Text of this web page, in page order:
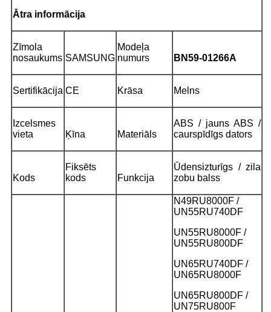
Ātra informācija
Zīmola
nosaukums SAMSUNG
Modeļa
numurs
BN59-01266A
Sertifikācija CE Krāsa Melns
Izcelsmes
vieta
Ķīna Materiāls
ABS / jauns ABS /
caurspīdīgs dators
Kods
Fiksēts
kods
Funkcija
Ūdensizturīgs / zila
zobu balss
N49RU8000F /
UN55RU740DF
UN55RU8000F /
UN55RU800DF
UN65RU740DF /
UN65RU8000F
UN65RU800DF /
UN75RU800F